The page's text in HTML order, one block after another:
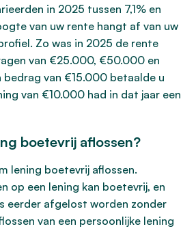
in 2025 tussen 7,1% en
van uw rente hangt af van uw
Zo was in 2025 de rente
van €25.000, €50.000 en
van €15.000 betaalde u
van €10.000 had in dat jaar een
boetevrij aflossen?
lening boetevrij aflossen.
op een lening kan boetevrij, en
eerder afgelost worden zonder
van een persoonlijke lening